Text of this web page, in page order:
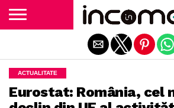
ACTUALITATE
Eurostat: România, cel
Exit mobile